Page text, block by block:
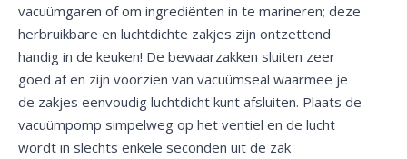
vacuümgaren of om ingrediënten in te marineren; deze
herbruikbare en luchtdichte zakjes zijn ontzettend
handig in de keuken! De bewaarzakken sluiten zeer
goed af en zijn voorzien van vacuümseal waarmee je
de zakjes eenvoudig luchtdicht kunt afsluiten. Plaats de
vacuümpomp simpelweg op het ventiel en de lucht
wordt in slechts enkele seconden uit de zak